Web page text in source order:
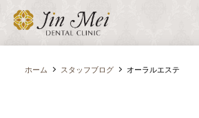
ホーム スタッフブログ オーラルエステ